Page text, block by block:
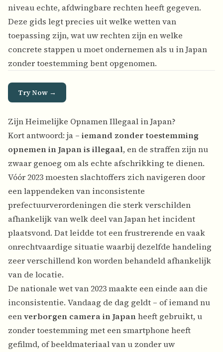
niveau echte, afdwingbare rechten heeft gegeven.
Deze gids legt precies uit welke wetten van
toepassing zijn, wat uw rechten zijn en welke
concrete stappen u moet ondernemen als u in Japan
zonder toestemming bent opgenomen.
Try Now →
Zijn Heimelijke Opnamen Illegaal in Japan?
Kort antwoord: ja – iemand zonder toestemming
opnemen in Japan is illegaal, en de straffen zijn nu
zwaar genoeg om als echte afschrikking te dienen.
Vóór 2023 moesten slachtoffers zich navigeren door
een lappendeken van inconsistente
prefectuurverordeningen die sterk verschilden
afhankelijk van welk deel van Japan het incident
plaatsvond. Dat leidde tot een frustrerende en vaak
onrechtvaardige situatie waarbij dezelfde handeling
zeer verschillend kon worden behandeld afhankelijk
van de locatie.
De nationale wet van 2023 maakte een einde aan die
inconsistentie. Vandaag de dag geldt – of iemand nu
eenverborgen camera in Japanheeft gebruikt, u
zonder toestemming met een smartphone heeft
gefilmd, of beeldmateriaal van u zonder uw